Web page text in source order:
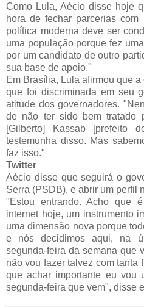
Como Lula, Aécio disse hoje
hora de fechar parcerias
política moderna deve ser
uma população porque fez
por um candidato de outro
sua base de apoio."
Em Brasília, Lula afirmou que
que foi discriminada em seu
atitude dos governadores.
de não ter sido bem tratado
[Gilberto] Kassab [prefeito
testemunha disso. Mas
faz isso."
Twitter
Aécio disse que seguirá o
Serra (PSDB), e abrir um perfil
"Estou entrando. Acho que
internet hoje, um instrumento
uma dimensão nova porque
e nós decidimos aqui, na
segunda-feira da semana que
não vou fazer talvez com tanta
que achar importante eu vou
segunda-feira que vem", disse